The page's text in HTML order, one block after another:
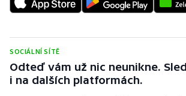
Triatlon
Veslování
SOCIÁLNÍ SÍTĚ
Odteď vám už nic neunikne.
i na dalších platformách.